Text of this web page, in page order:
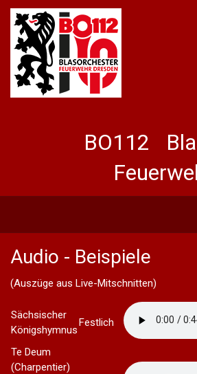
BO112
Audio - Beispiele
(Auszüge aus Live-Mitschnitten)
Sächsischer
Königshymnus
Festlich
Te Deum
(Charpentier)